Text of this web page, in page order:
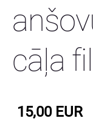
cāļa
15,00 EUR